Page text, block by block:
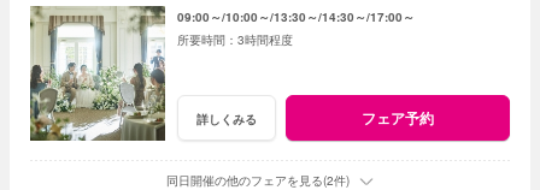
09:00～ 10:00～ 13:30～ 14:30～ 17:00～
3時間程度
詳しくみる フェア予約
同日開催の他のフェアを見る(2件)